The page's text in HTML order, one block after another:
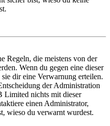
Regeln, die meistens von der
Wenn du gegen eine dieser
dir eine Verwarnung erteilen.
der Administration
Limited nichts mit dieser
einen Administrator,
wieso du verwarnt wurdest.